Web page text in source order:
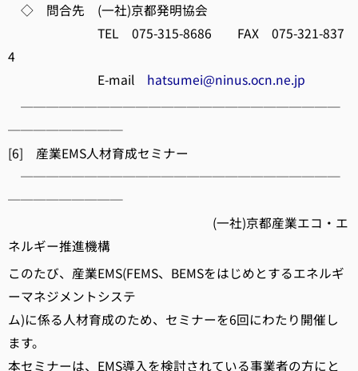
◇ 問合先 (一社)京都発明協会
TEL 075-315-8686 FAX 075-321-837
4
E-mail hatsumei@ninus.ocn.ne.jp
─────────────────────────
─────────
[6] 産業EMS人材育成セミナー
─────────────────────────
─────────
(一社)京都産業エコ・エ
ネルギー推進機構
このたび、産業EMS(FEMS、BEMSをはじめとするエネルギ
ーマネジメントシステ
ム)に係る人材育成のため、セミナーを6回にわたり開催し
ます。
本セミナーは、EMS導入を検討されている事業者の方にと